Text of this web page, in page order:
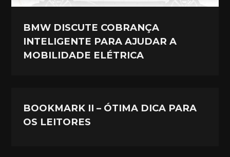
BMW DISCUTE COBRANÇA
INTELIGENTE PARA AJUDAR A
MOBILIDADE ELÉTRICA
BOOKMARK II – ÓTIMA DICA PARA
OS LEITORES